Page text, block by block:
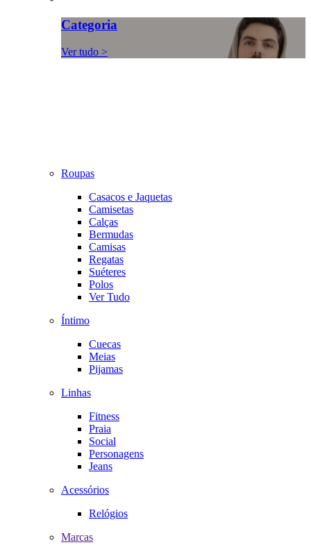
Categoria
Ver tudo >
Roupas
Casacos e Jaquetas
Camisetas
Calças
Bermudas
Camisas
Regatas
Suéteres
Polos
Ver Tudo
Íntimo
Cuecas
Meias
Pijamas
Linhas
Fitness
Praia
Social
Personagens
Jeans
Acessórios
Relógios
Marcas